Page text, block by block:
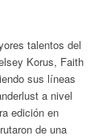
talentos del
Korus, Faith
sus líneas
a nivel
edición en
de una